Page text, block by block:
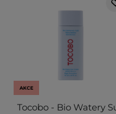
AKCE
Tocobo - Bio Watery